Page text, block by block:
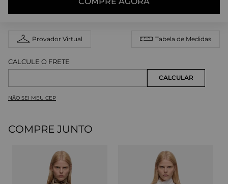
Provador Virtual Tabela de Medidas
NÃO SEI MEU CEP
COMPRE JUNTO